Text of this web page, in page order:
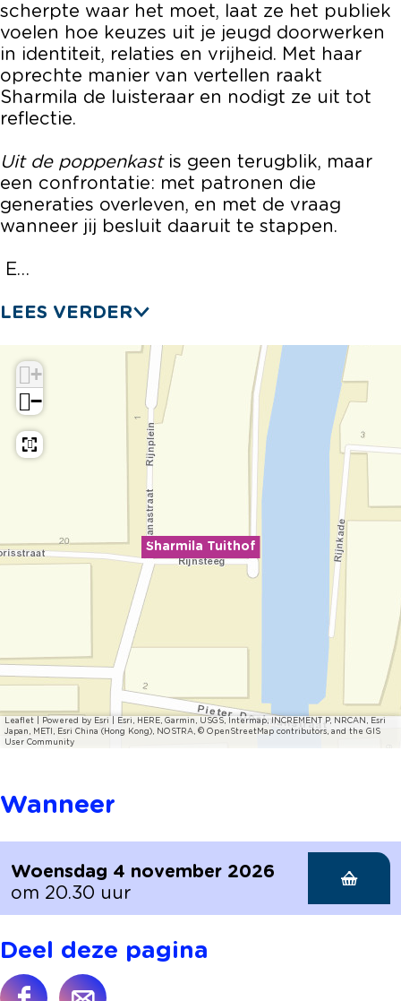
scherpte waar het moet, laat ze het publiek
voelen hoe keuzes uit je jeugd doorwerken
in identiteit, relaties en vrijheid. Met haar
oprechte manier van vertellen raakt
Sharmila de luisteraar en nodigt ze uit tot
reflectie.
Uit de poppenkastis geen terugblik, maar
een confrontatie: met patronen die
generaties overleven, en met de vraag
wanneer jij besluit daaruit te stappen.
E…
LEES VERDER
Sharmila Tuithof
+
−
Leaflet
Powered by Esri | Esri, HERE, Garmin, USGS, Intermap, INCREMENT P, NRCAN, Esri
Japan, METI, Esri China (Hong Kong), NOSTRA, © OpenStreetMap contributors, and the GIS
User Community
Wanneer
Woensdag 4 november 2026
om 20.30 uur
Deel deze pagina